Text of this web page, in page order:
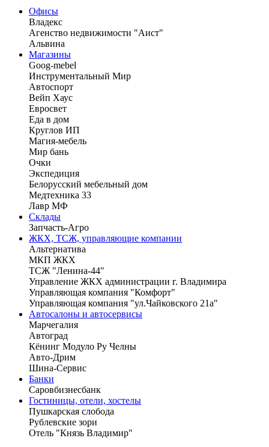
Офисы
Владекс
Агенство недвижимости "Аист"
Альвина
Магазины
Goog-mebel
Инструментальный Мир
Автоспорт
Вейп Хаус
Евросвет
Еда в дом
Круглов ИП
Магия-мебель
Мир бань
Очки
Экспедиция
Белорусский мебельный дом
Медтехника 33
Лавр МФ
Склады
Запчасть-Агро
ЖКХ, ТСЖ, управляющие компании
Альтернатива
МКП ЖКХ
ТСЖ "Ленина-44"
Управление ЖКХ администрации г. Владимира
Управляющая компания "Комфорт"
Управляющая компания "ул.Чайковского 21а"
Автосалоны и автосервисы
Марчегалия
Автоград
Кёнинг Модуло Ру Челны
Авто-Дрим
Шина-Сервис
Банки
Саровбизнесбанк
Гостиницы, отели, хостелы
Пушкарская слобода
Рублевские зори
Отель "Князь Владимир"